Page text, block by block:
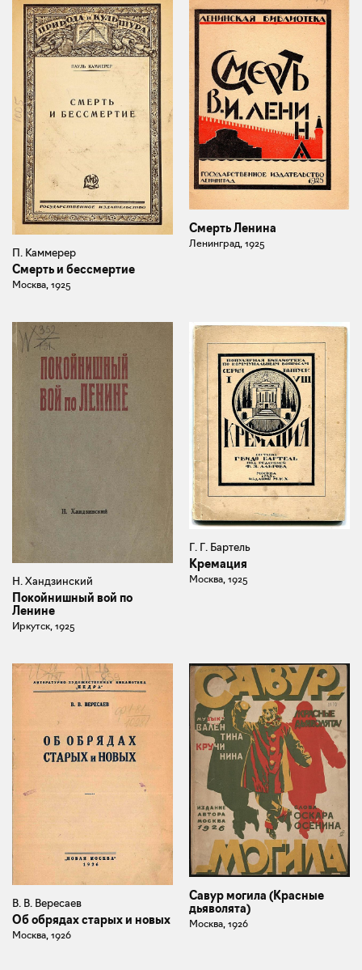
П. Каммерер
Смерть и бессмертие
Москва, 1925
Смерть Ленина
Ленинград, 1925
Н. Хандзинский
Покойнишный вой по
Ленине
Иркутск, 1925
Г. Г. Бартель
Кремация
Москва, 1925
В. В. Вересаев
Об обрядах старых и новых
Москва, 1926
Савур могила (Красные
дьяволята)
Москва, 1926